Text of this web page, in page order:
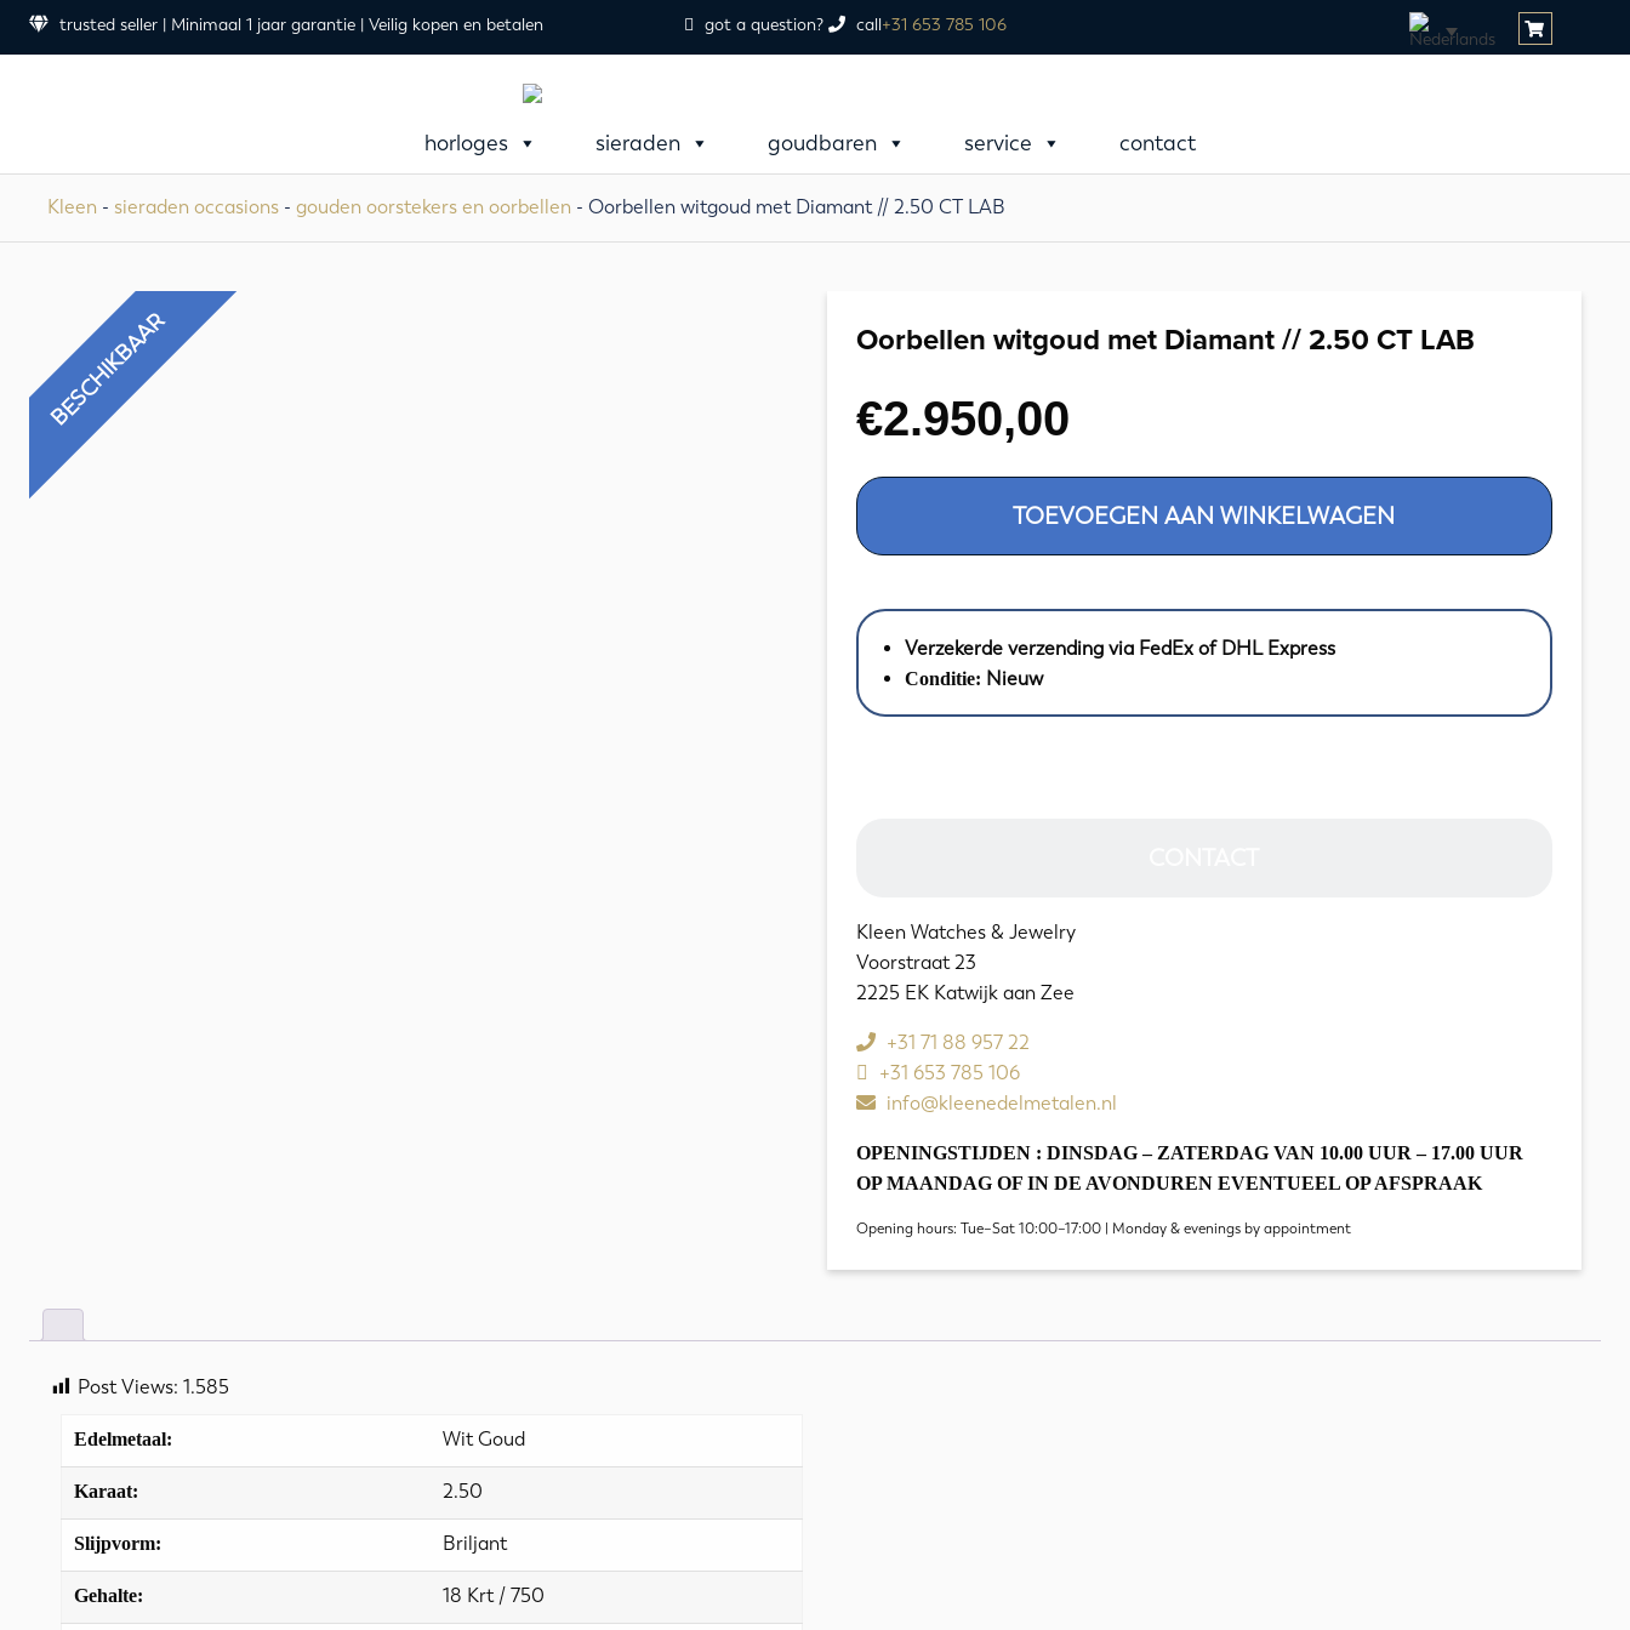
trusted seller | Minimaal 1 jaar garantie | Veilig kopen en betalen got a question? call+31 653 785 106
horloges sieraden goudbaren service contact
Kleen - sieraden occasions - gouden oorstekers en oorbellen - Oorbellen witgoud met Diamant // 2.50 CT LAB
BESCHIKBAAR Oorbellen witgoud met Diamant // 2.50 CT LAB
€2.950,00
Oorbellen
met
2.50
LAB
TOEVOEGEN AAN WINKELWAGEN
Verzekerde verzending via FedEx of DHL Express
Conditie: Nieuw
Kleen Watches & Jewelry
Voorstraat 23
2225 EK Katwijk aan Zee
+31 71 88 957 22
+31 653 785 106
info@kleenedelmetalen.nl
OPENINGSTIJDEN : DINSDAG – ZATERDAG VAN 10.00 UUR – 17.00 UUR
OP MAANDAG OF IN DE AVONDUREN EVENTUEEL OP AFSPRAAK
Opening hours: Tue–Sat 10:00–17:00 | Monday & evenings by appointment
Post Views: 1.585
Edelmetaal: Wit Goud
Karaat: 2.50
Slijpvorm: Briljant
Gehalte: 18 Krt / 750